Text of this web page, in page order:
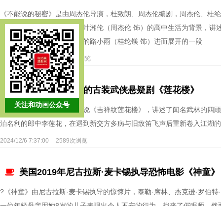
《不能说的秘密》是由周杰伦导演，杜致朗、周杰伦编剧，周杰伦、
日在中国大陆上映。影片以叶湘伦（周杰伦 饰）的高中生活为背景，
习室里见到演奏神秘钢琴乐的路小雨（桂纶镁 饰）进而展开的一段
2024/12/9 19:35:00 1924次浏览
2023年成毅主演的古装武侠悬疑剧《莲花楼》
《莲花楼》改编自藤萍的小说《吉祥纹莲花楼》，讲述了闻名武林的
泊名利的郎中李莲花，在遇到新交方多病与旧敌笛飞声后重新卷入江湖
2024/12/6 7:37:00 2589次浏览
美国2019年尼古拉斯·麦卡锡执导恐怖电影《神童》
?《神童》由尼古拉斯·麦卡锡执导的惊悚片，泰勒·席林、杰克逊·罗伯
关注和动画公众号